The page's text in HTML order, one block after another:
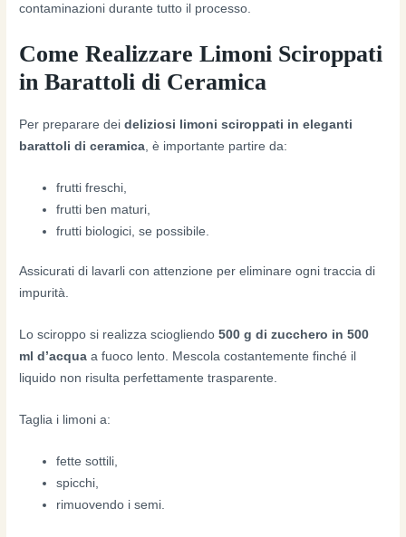
contaminazioni durante tutto il processo.
Come Realizzare Limoni Sciroppati
in Barattoli di Ceramica
Per preparare deideliziosi limoni sciroppati in eleganti
barattoli di ceramica, è importante partire da:
frutti freschi,
frutti ben maturi,
frutti biologici, se possibile.
Assicurati di lavarli con attenzione per eliminare ogni traccia di
impurità.
Lo sciroppo si realizza sciogliendo500 g di zucchero in 500
ml d’acqua a fuoco lento. Mescola costantemente finché il
liquido non risulta perfettamente trasparente.
Taglia i limoni a:
fette sottili,
spicchi,
rimuovendo i semi.